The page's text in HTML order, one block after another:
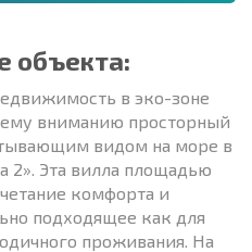
объекта:
в эко-зоне
вниманию просторный
видом на море в
2». Эта вилла площадью
комфорта и
подходящее как для
проживания. На